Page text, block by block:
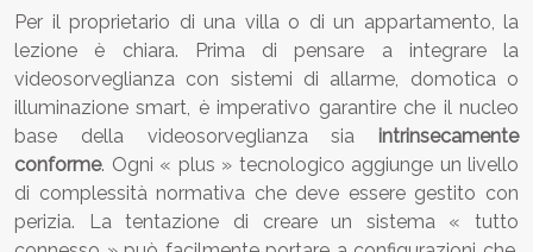
Per il proprietario di una villa o di un appartamento, la
lezione è chiara. Prima di pensare a integrare la
videosorveglianza con sistemi di allarme, domotica o
illuminazione smart, è imperativo garantire che il nucleo
base della videosorveglianza sia intrinsecamente
conforme. Ogni « plus » tecnologico aggiunge un livello
di complessità normativa che deve essere gestito con
perizia. La tentazione di creare un sistema « tutto